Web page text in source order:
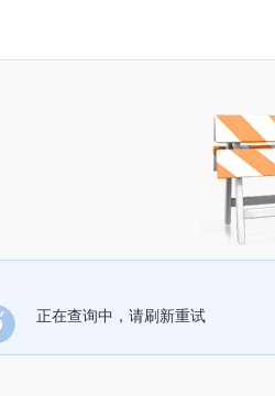
正在查询中，请刷新重试